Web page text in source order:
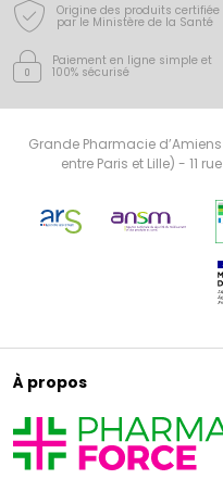
Origine des produits certifiée
par le Ministère de la Santé
Paiement en ligne simple et
100% sécurisé
Grande Pharmacie
entre Paris et Lille) - 11
À propos